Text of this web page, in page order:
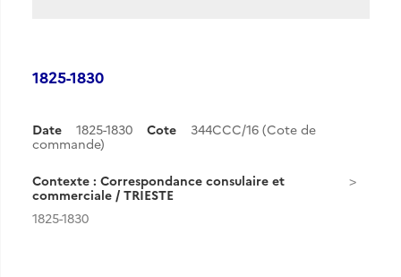
1825-1830
Date 1825-1830 Cote
344CCC/16 (Cote de
commande)
Contexte : Correspondance consulaire et
commerciale / TRIESTE
1825-1830